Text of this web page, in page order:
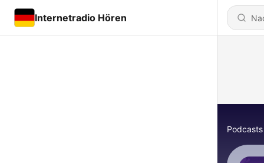
Internetradio Hören
Podcasts